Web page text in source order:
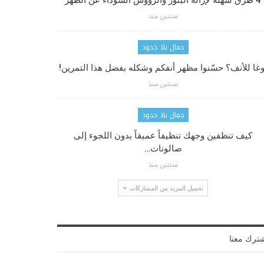
سنتين منذ
جمال بلا حدود
للأنف؟ حسّنوا مظهر أنفكم وشكله بفضل هذا التمرين!
سنتين منذ
جمال بلا حدود
كيف تنظفين وجهك تنظيفاً عميقاً بدون اللجوء إلى
صالونات…
سنتين منذ
تحميل المزيد من المشاركات
معنا